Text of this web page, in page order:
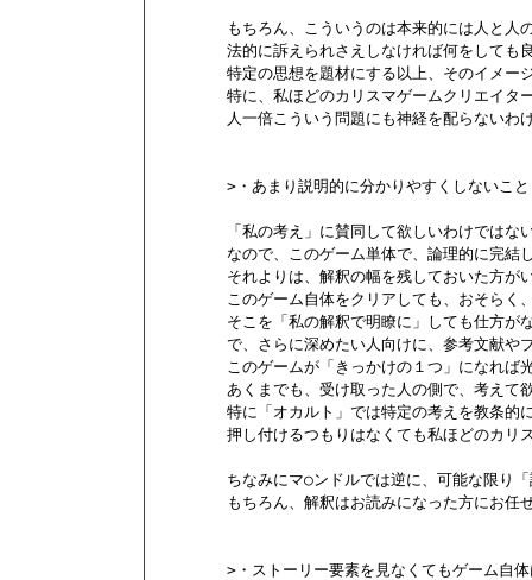
もちろん、こういうのは本来的には人と人
法的に訴えられさえしなければ何をしても
特定の思想を題材にする以上、そのイメー
特に、私ほどのカリスマゲームクリエイタ
人一倍こういう問題にも神経を配らないわ
        >・あまり説明的に分かりやすくしないこと
「私の考え」に賛同して欲しいわけではな
なので、このゲーム単体で、論理的に完結
それよりは、解釈の幅を残しておいた方が
このゲーム自体をクリアしても、おそらく
そこを「私の解釈で明瞭に」しても仕方が
で、さらに深めたい人向けに、参考文献や
このゲームが「きっかけの１つ」になれば
あくまでも、受け取った人の側で、考えて
特に「オカルト」では特定の考えを教条的
押し付けるつもりはなくても私ほどのカリ
ちなみにマ○ンドルでは逆に、可能な限り
もちろん、解釈はお読みになった方にお任
>・ストーリー要素を見なくてもゲーム自体